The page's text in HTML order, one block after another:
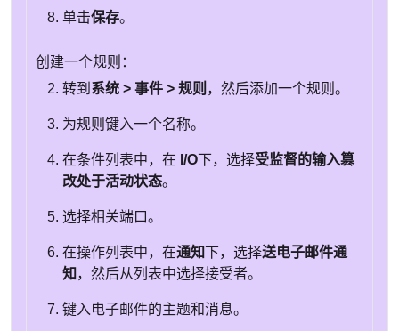
单击保存。
创建一个规则：
转到 系统 > 事件 > 规则 ，然后添加一个规则。
为规则键入一个名称。
在条件列表中，在 I/O下，选择受监督的输入篡
改处于活动状态。
选择相关端口。
在操作列表中，在通知下，选择送电子邮件通
知 ，然后从列表中选择接受者。
键入电子邮件的主题和消息。